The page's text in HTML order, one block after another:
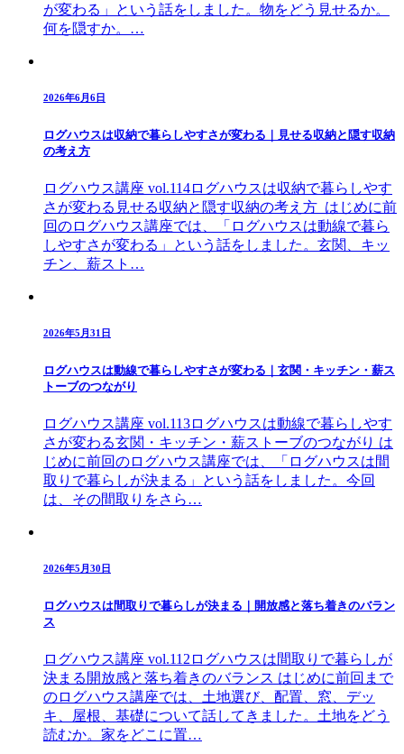
が変わる」という話をしました。物をどう見せるか。
何を隠すか。…
2026年6月6日
ログハウスは収納で暮らしやすさが変わる｜見せる収納と隠す収納
の考え方
ログハウス講座 vol.114ログハウスは収納で暮らしやす
さが変わる見せる収納と隠す収納の考え方 はじめに前
回のログハウス講座では、「ログハウスは動線で暮ら
しやすさが変わる」という話をしました。玄関、キッ
チン、薪スト…
2026年5月31日
ログハウスは動線で暮らしやすさが変わる｜玄関・キッチン・薪ス
トーブのつながり
ログハウス講座 vol.113ログハウスは動線で暮らしやす
さが変わる玄関・キッチン・薪ストーブのつながり は
じめに前回のログハウス講座では、「ログハウスは間
取りで暮らしが決まる」という話をしました。今回
は、その間取りをさら…
2026年5月30日
ログハウスは間取りで暮らしが決まる｜開放感と落ち着きのバラン
ス
ログハウス講座 vol.112ログハウスは間取りで暮らしが
決まる開放感と落ち着きのバランス はじめに前回まで
のログハウス講座では、土地選び、配置、窓、デッ
キ、屋根、基礎について話してきました。土地をどう
読むか。家をどこに置…